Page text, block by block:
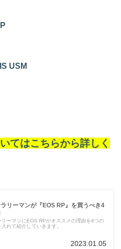
IS USM
てはこちらから詳しく
リーマンが『EOS RP』を買うべき4
リーマンにEOS RPがオススメの理由を4つの
入れて紹介していきます。
2023.01.05